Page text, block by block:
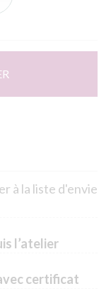
à la liste d'envie
l’atelier
certificat